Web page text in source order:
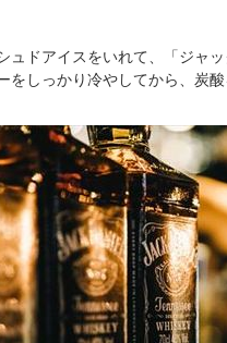
ュドアイスをいれて、「ジャ
をしっかり冷やしてから、炭